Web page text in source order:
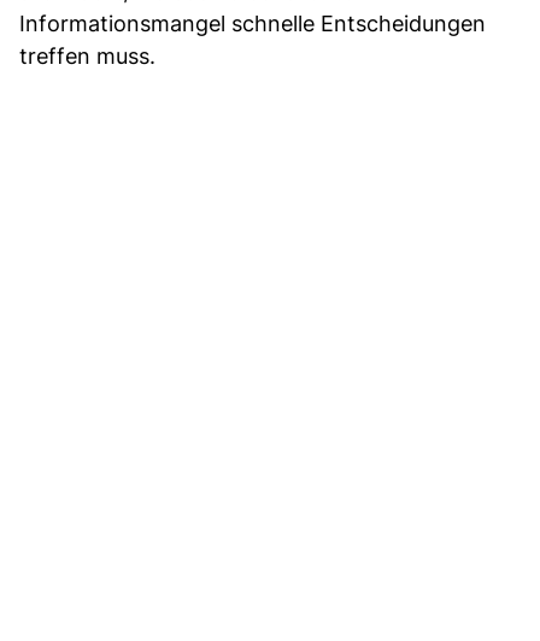
Informationsmangel schnelle Entscheidungen
treffen muss.